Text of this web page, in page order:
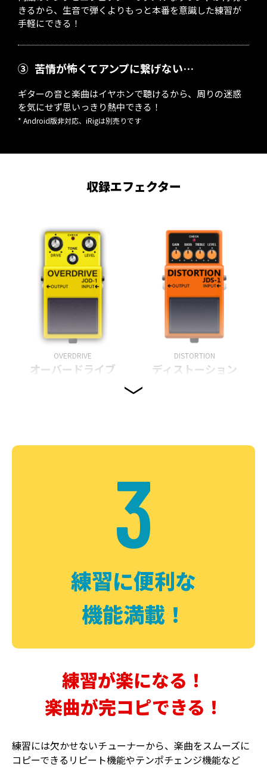
きるから、生音で弾くよりもっと本番を意識した練習が
手軽にできる！
③ 苦情が怖くてアンプに繋げない…
ギターの音と楽曲はイヤホンで聴けるから、周りの迷惑
を気にせず思いっきり熱中できる！
* Android版非対応、iRigは別売りです
収録エフェクター
OVERDRIVE
オーバードライブ
DISTORTION
ディストーション
DELAY PHASER
3
練習に便利な
機能満載！
練習が楽になる！
楽曲が完コピできる！
練習には欠かせないチューナーから、楽曲をスムーズに
コピーできるリピート機能やテンポチェンジ機能など